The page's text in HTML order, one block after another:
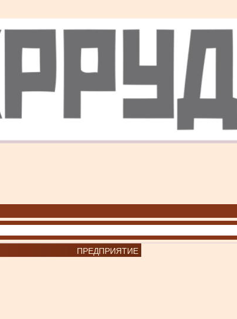
ПРЕДПРИЯТИЕ